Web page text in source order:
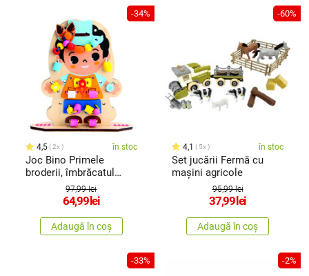
-34%
4,5 2x în stoc
Joc Bino Primele
broderii, îmbrăcatul
distractiv97,99 lei
64,99 lei
Adaugă în coș
-60%
4,1 5x în stoc
Set jucării Fermă cu
mașini agricole
95,99 lei
37,99 lei
Adaugă în coș
-33% -2%